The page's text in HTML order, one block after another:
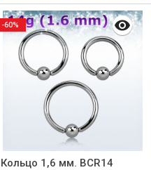
Кольцо 1,6 мм. BCR14
-60%